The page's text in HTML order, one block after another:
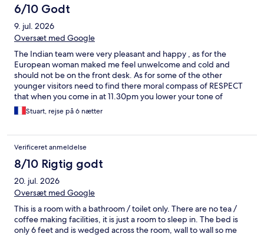
6/10 Godt
9. jul. 2026
Oversæt med Google
The Indian team were very pleasant and happy , as for the
European woman maked me feel unwelcome and cold and
should not be on the front desk. As for some of the other
younger visitors need to find there moral compass of RESPECT
that when you come in at 11.30pm you lower your tone of
conversation and don't slam doors seriously lacking good
manners !!
Stuart, rejse på 6 nætter
Verificeret anmeldelse
8/10 Rigtig godt
20. jul. 2026
Oversæt med Google
This is a room with a bathroom / toilet only. There are no tea /
coffee making facilities, it is just a room to sleep in. The bed is
only 6 feet and is wedged across the room, wall to wall so me